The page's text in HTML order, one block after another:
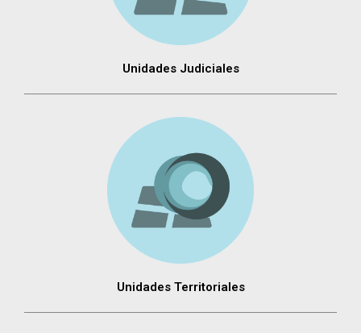
Unidades Judiciales
Unidades Territoriales